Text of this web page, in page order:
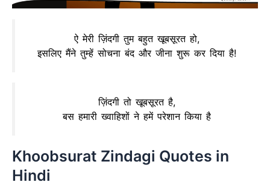
ऐ मेरी ज़िंदगी तुम बहुत खूबसूरत हो,
इसलिए मैंने तुम्हें सोचना बंद और जीना शुरू कर दिया है!
ज़िंदगी तो खूबसूरत है,
बस हमारी ख्वाहिशों ने हमें परेशान किया है
Khoobsurat Zindagi Quotes in
Hindi